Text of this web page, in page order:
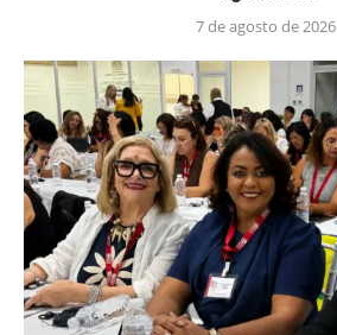
7 de agosto de 2026